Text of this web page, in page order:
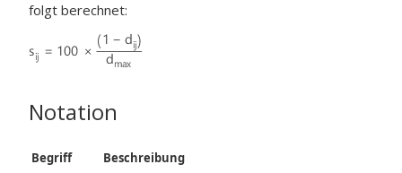
folgt berechnet:
Notation
Begriff Beschreibung